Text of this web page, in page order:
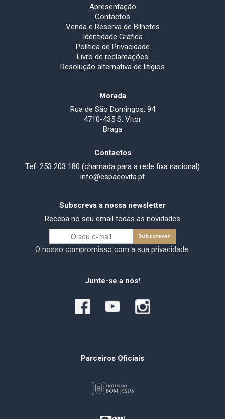
Apresentação
Contactos
Venda e Reserva de Bilhetes
Identidade Gráfica
Política de Privacidade
Livro de reclamações
Resolução alternativa de litígios
Morada
Rua de São Domingos, 94
4710-435 S. Vitor
Braga
Contactos
Tef: 253 203 180 (chamada para a rede fixa nacional)
info@espacovita.pt
Subscreva a nossa newsletter
Receba no seu email todas as novidades
O nosso compromisso com a sua privacidade.
Junte-se a nós!
Parceiros Oficiais